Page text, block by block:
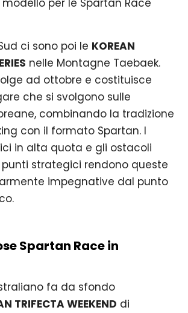
per le Spartan Race
ci sono poi le KOREAN
nelle Montagne Taebaek.
ad ottobre e costituisce
che si svolgono sulle
combinando la tradizione
con il formato Spartan. I
in alta quota e gli ostacoli
punti strategici rendono queste
impegnative dal punto
Spartan Race in
fa da sfondo
TRIFECTA WEEKEND di